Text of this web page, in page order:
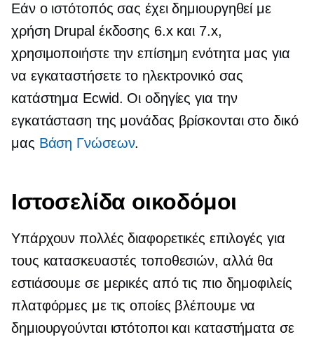
Εάν ο ιστότοπός σας έχει δημιουργηθεί με
χρήση Drupal έκδοσης 6.x και 7.x,
χρησιμοποιήστε την επίσημη ενότητα μας για
να εγκαταστήσετε το ηλεκτρονικό σας
κατάστημα Ecwid. Οι οδηγίες για την
εγκατάσταση της μονάδας βρίσκονται στο δικό
μας Βάση Γνώσεων.
Ιστοσελίδα οικοδόμοι
Υπάρχουν πολλές διαφορετικές επιλογές για
τους κατασκευαστές τοποθεσιών, αλλά θα
εστιάσουμε σε μερικές από τις πιο δημοφιλείς
πλατφόρμες με τις οποίες βλέπουμε να
δημιουργούνται ιστότοποι και καταστήματα σε